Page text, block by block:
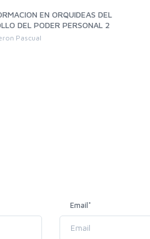
EN ORQUIDEAS DEL
DEL PODER PERSONAL 2
Pascual
Email*